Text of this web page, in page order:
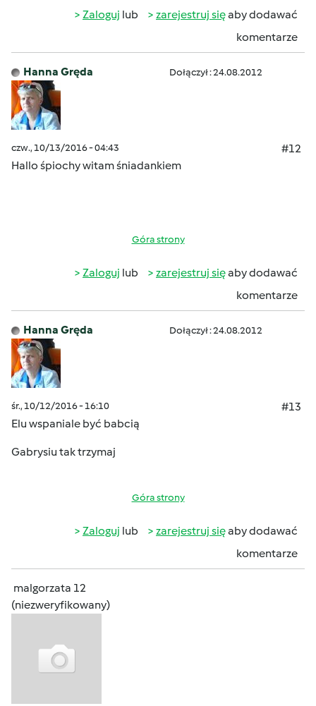
Zaloguj lub zarejestruj sięaby dodawać
komentarze
Hanna Gręda Dołączył : 24.08.2012
czw., 10/13/2016 - 04:43
#12
Hallo śpiochy witam śniadankiem
Góra strony
Zaloguj lub zarejestruj sięaby dodawać
komentarze
Hanna Gręda Dołączył : 24.08.2012
śr., 10/12/2016 - 16:10
#13
Elu wspaniale być babcią
Gabrysiu tak trzymaj
Góra strony
Zaloguj lub zarejestruj sięaby dodawać
komentarze
malgorzata 12
(niezweryfikowany)